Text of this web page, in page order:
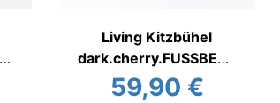
Living Kitzbühel
dark.cherry.FUSSBETT
Hausschuh
59,90 €